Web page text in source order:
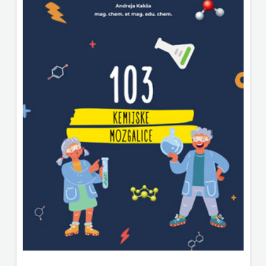
FIGULUS
FORUM
FRAKTURA
KONCILA
HD HERCEG STJEPAN KOSAČA
JELENA ROZIĆ
KNJIGE NA ENGLESKOM JEZIKU
KNJIŽEVNA ZAKLADA FRA GRGO MARTIĆ
KONCEPT IZADAVAŠTVO
KONCEPT IZDAVAŠTVO
KRŠĆANSKA SADAŠNJOST
KYRIOS